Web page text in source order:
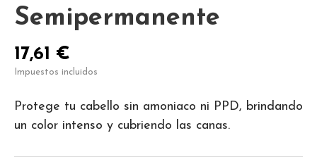
Semipermanente
17,61 €
Impuestos incluidos
Protege tu cabello sin amoniaco ni PPD, brindando
un color intenso y cubriendo las canas.